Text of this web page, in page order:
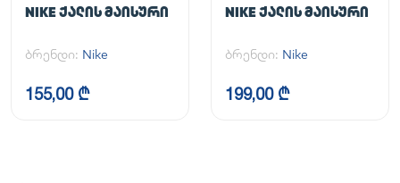
NIKE ᲥᲐᲚᲘᲡ ᲛᲐᲘᲡᲣᲠᲘ
ბრენდი: Nike
155,00 ₾
NIKE ᲥᲐᲚᲘᲡ ᲛᲐᲘᲡᲣᲠᲘ
ბრენდი: Nike
199,00 ₾